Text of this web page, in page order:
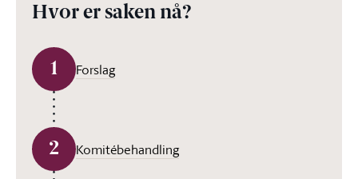
Hvor er saken nå?
1 Forslag
2 Komitébehandling